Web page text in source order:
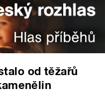
od těžařů